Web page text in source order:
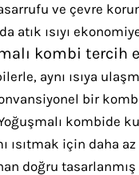
ve çevre
atık ısıyı
kombi tercih
aynı ısıya
bir
Yoğuşmalı
ısıtmak için daha
doğru